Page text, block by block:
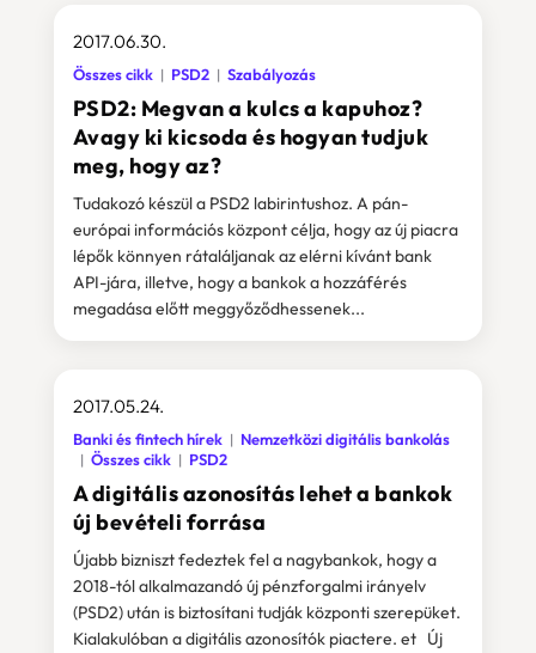
PSD2: Megvan a kulcs a kapuhoz?
Avagy ki kicsoda és hogyan tudjuk
meg, hogy az?
2017.06.30.
Összes cikk PSD2 Szabályozás
Tudakozó készül a PSD2 labirintushoz. A pán-
európai információs központ célja, hogy az új piacra
lépők könnyen rátaláljanak az elérni kívánt bank
API-jára, illetve, hogy a bankok a hozzáférés
megadása előtt meggyőződhessenek...
A digitális azonosítás lehet a bankok
új bevételi forrása
2017.05.24.
Banki és fintech hírek
Nemzetközi digitális bankolás
Összes cikk
PSD2
Újabb bizniszt fedeztek fel a nagybankok, hogy a
2018-tól alkalmazandó új pénzforgalmi irányelv
(PSD2) után is biztosítani tudják központi szerepüket.
Kialakulóban a digitális azonosítók piactere. et Új